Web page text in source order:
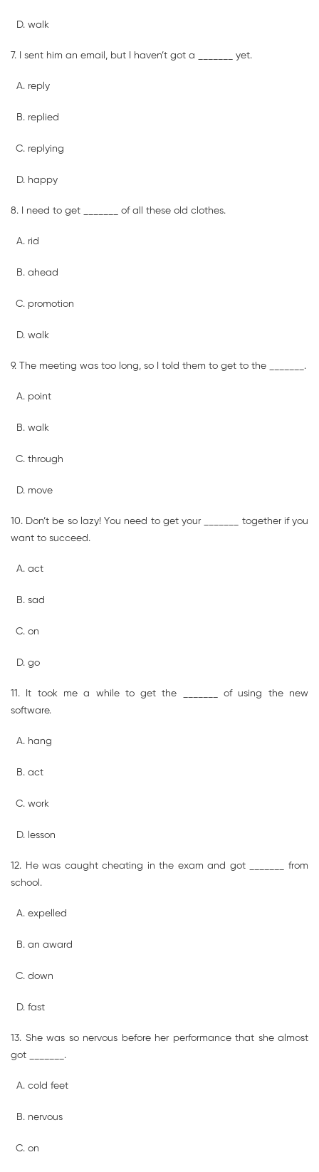
walk
7. I sent him an email, but I haven’t got a _______ yet.
reply
replied
replying
happy
8. I need to get _______ of all these old clothes.
rid
ahead
promotion
walk
9. The meeting was too long, so I told them to get to the _______.
point
walk
through
move
10. Don’t be so lazy! You need to get your _______ together if you
want to succeed.
act
sad
on
go
11. It took me a while to get the _______ of using the new
software.
hang
act
work
lesson
12. He was caught cheating in the exam and got _______ from
school.
expelled
an award
down
fast
13. She was so nervous before her performance that she almost
got _______.
cold feet
nervous
on